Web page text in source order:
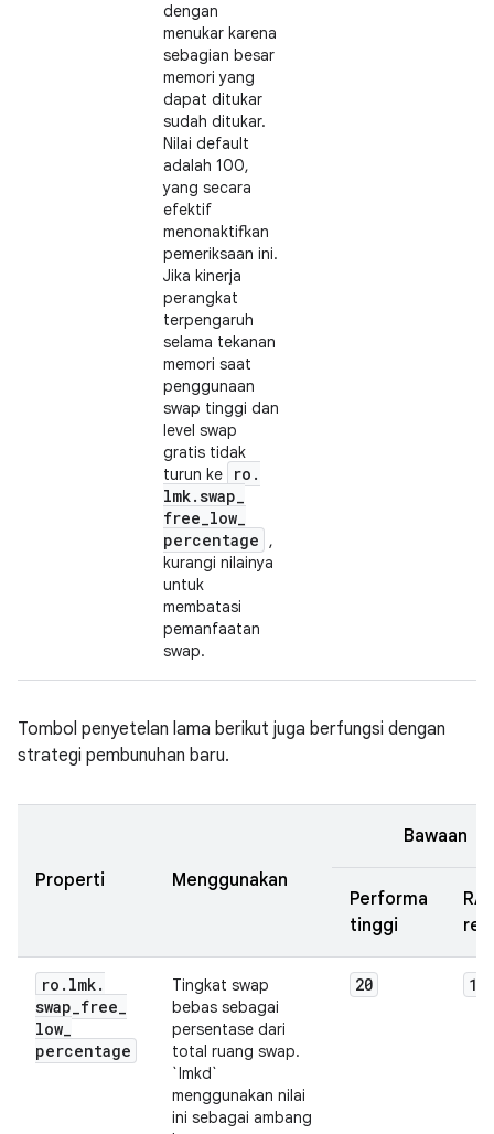
dengan
menukar karena
sebagian besar
memori yang
dapat ditukar
sudah ditukar.
Nilai default
adalah 100,
yang secara
efektif
menonaktifkan
pemeriksaan ini.
Jika kinerja
perangkat
terpengaruh
selama tekanan
memori saat
penggunaan
swap tinggi dan
level swap
gratis tidak
turun ke
ro .
lmk.swap_
free_low_
percentage
,
kurangi nilainya
untuk
membatasi
pemanfaatan
swap.
Tombol penyetelan lama berikut juga berfungsi dengan
strategi pembunuhan baru.
Properti Menggunakan
Bawaan
Performa
tinggi
ro . lmk.
swap_free_
low_
percentage
Tingkat swap
bebas sebagai
persentase dari
total ruang swap.
`lmkd`
menggunakan nilai
ini sebagai ambang
20 10